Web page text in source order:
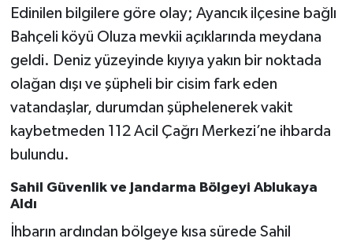
Edinilen bilgilere göre olay; Ayancık ilçesine bağlı
Bahçeli köyü Oluza mevkii açıklarında meydana
geldi. Deniz yüzeyinde kıyıya yakın bir noktada
olağan dışı ve şüpheli bir cisim fark eden
vatandaşlar, durumdan şüphelenerek vakit
kaybetmeden 112 Acil Çağrı Merkezi’ne ihbarda
bulundu.
Sahil Güvenlik ve Jandarma Bölgeyi Ablukaya
Aldı
İhbarın ardından bölgeye kısa sürede Sahil
Gökçebey
GÜNDEM
İş ilanı
Kilimli
Kültür - Sanat
MAGAZİN